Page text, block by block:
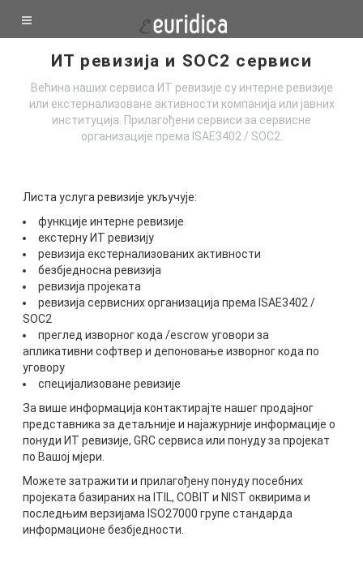
ИТ ревизија и SOC2 сервиси
Већинa наших сервиса ИТ ревизије су интерне ревизије
или екстернализоване активности компанија или јавних
институција. Прилагођени сервиси за сервисне
организације према ISAE3402 / SOC2.
Листа услуга ревизије укључује:
функције интерне ревизије
екстерну ИТ ревизију
ревизија екстернализованих активности
безбједносна ревизија
ревизија пројеката
ревизија сервисних организација према ISAE3402 /
SOC2
преглед изворног кода /escrow уговори за
апликативни софтвер и депоновање изворног кода по
уговору
специјализоване ревизије
За више информација контактирајте нашег продајног
представника за детаљније и најажурније информације о
понуди ИТ ревизије, GRC сервиса или понуду за пројекат
по Вашој мјери.
Mожете затражити и прилагођену понуду посебних
пројеката базираних на ITIL, COBIT и NIST оквирима и
последњим верзијама ISO27000 групе стандарда
информационе безбједности.